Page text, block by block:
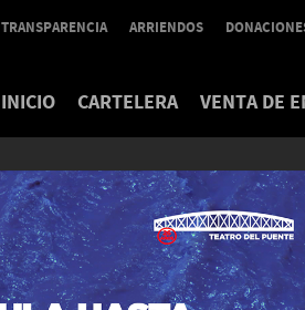
TRANSPARENCIA ARRIENDOS
INICIO CARTELERA VENTA DE